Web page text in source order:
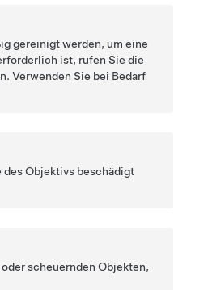
gereinigt werden, um eine
ist, rufen Sie die
Verwenden Sie bei Bedarf
des Objektivs beschädigt
scheuernden Objekten,